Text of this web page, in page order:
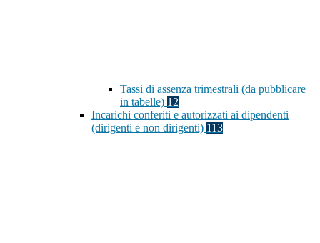
Tassi di assenza trimestrali (da pubblicare
in tabelle) 12
Incarichi conferiti e autorizzati ai dipendenti
(dirigenti e non dirigenti) 113